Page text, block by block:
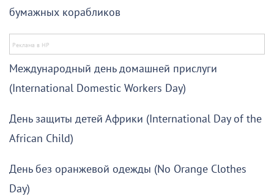
бумажных корабликов
Международный день домашней прислуги
(International Domestic Workers Day)
День защиты детей Африки (International Day of the
African Child)
День без оранжевой одежды (No Orange Clothes
Day)